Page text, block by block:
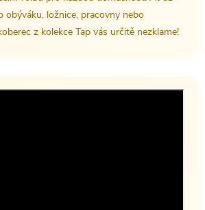
obýváku, ložnice, pracovny nebo
z kolekce Tap vás určitě nezklame!